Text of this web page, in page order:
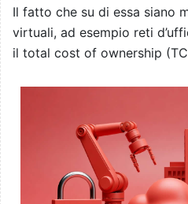
Il fatto che su di essa siano
virtuali, ad esempio reti
il total cost of ownership